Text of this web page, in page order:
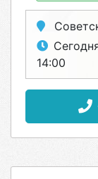
14:00